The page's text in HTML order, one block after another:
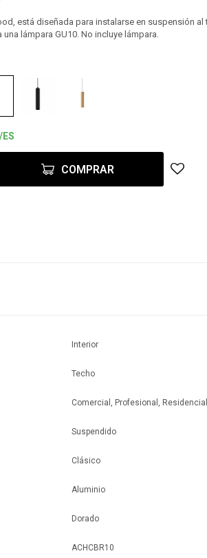
está diseñada para instalarse en suspensión al
lámpara GU10. No incluye lámpara.
COMPRAR
Interior
Techo
Comercial, Profesional, Residencial
Suspendido
Clásico
Aluminio
Dorado
ACHCBR10